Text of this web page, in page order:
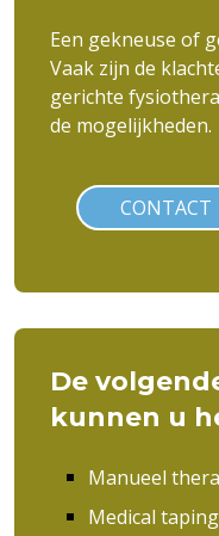
Een gekneuse of
Vaak zijn de
gerichte
de mogelijkheden.
CONTACT
De
kunnen u
Manueel
Medical taping